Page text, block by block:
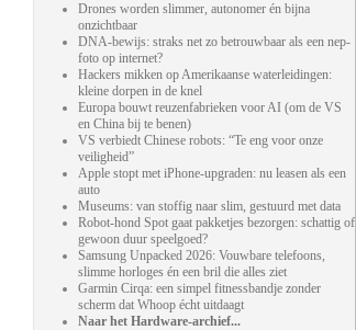
Drones worden slimmer, autonomer én bijna
onzichtbaar
DNA-bewijs: straks net zo betrouwbaar als een nep-
foto op internet?
Hackers mikken op Amerikaanse waterleidingen:
kleine dorpen in de knel
Europa bouwt reuzenfabrieken voor AI (om de VS
en China bij te benen)
VS verbiedt Chinese robots: “Te eng voor onze
veiligheid”
Apple stopt met iPhone-upgraden: nu leasen als een
auto
Museums: van stoffig naar slim, gestuurd met data
Robot-hond Spot gaat pakketjes bezorgen: schattig of
gewoon duur speelgoed?
Samsung Unpacked 2026: Vouwbare telefoons,
slimme horloges én een bril die alles ziet
Garmin Cirqa: een simpel fitnessbandje zonder
scherm dat Whoop écht uitdaagt
Naar het Hardware-archief...